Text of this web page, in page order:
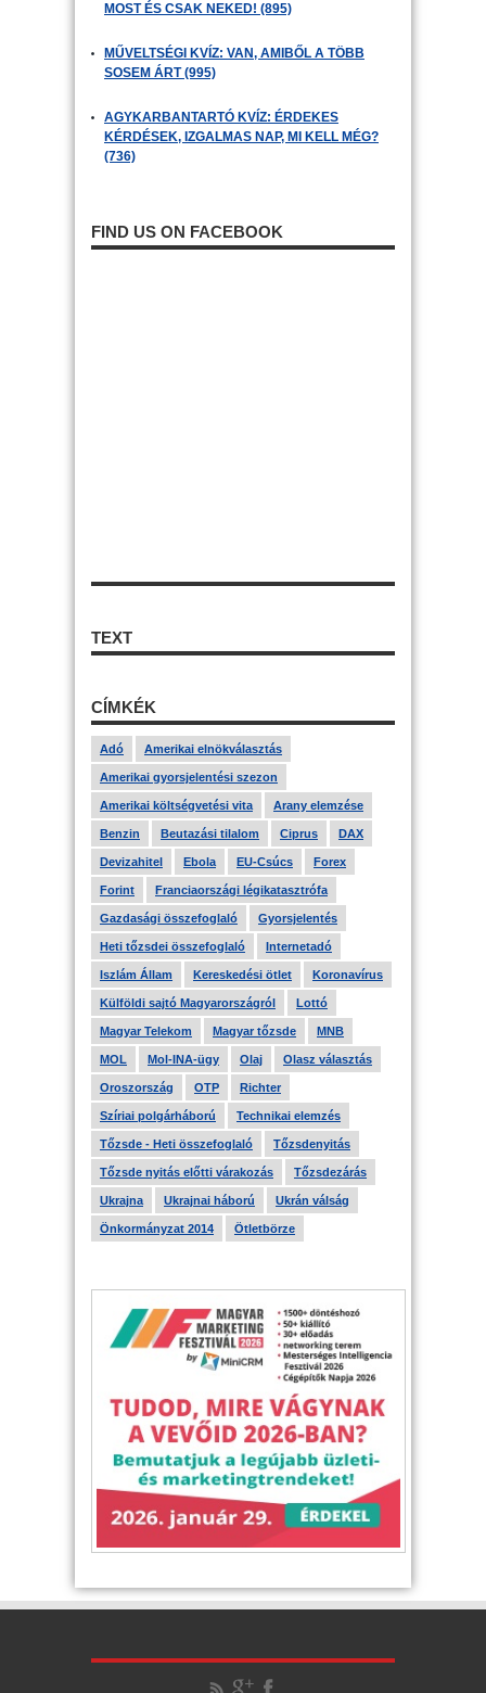
MOST ÉS CSAK NEKED! (895)
MŰVELTSÉGI KVÍZ: VAN, AMIBŐL A TÖBB
SOSEM ÁRT (995)
AGYKARBANTARTÓ KVÍZ: ÉRDEKES
KÉRDÉSEK, IZGALMAS NAP, MI KELL MÉG?
(736)
FIND US ON FACEBOOK
TEXT
CÍMKÉK
Adó Amerikai elnökválasztás
Amerikai gyorsjelentési szezon
Amerikai költségvetési vita Arany elemzése
Benzin Beutazási tilalom Ciprus DAX
Devizahitel Ebola EU-Csúcs Forex
Forint Franciaországi légikatasztrófa
Gazdasági összefoglaló Gyorsjelentés
Heti tőzsdei összefoglaló Internetadó
Iszlám Állam Kereskedési ötlet Koronavírus
Külföldi sajtó Magyarországról Lottó
Magyar Telekom Magyar tőzsde MNB
MOL Mol-INA-ügy Olaj Olasz választás
Oroszország OTP Richter
Szíriai polgárháború Technikai elemzés
Tőzsde - Heti összefoglaló Tőzsdenyitás
Tőzsde nyitás előtti várakozás Tőzsdezárás
Ukrajna Ukrajnai háború Ukrán válság
Önkormányzat 2014 Ötletbörze